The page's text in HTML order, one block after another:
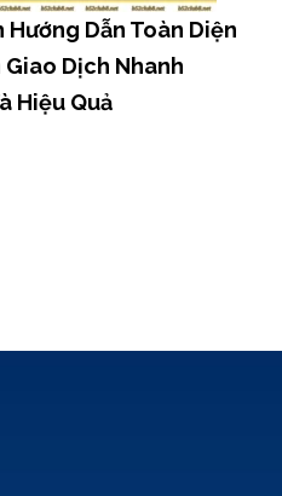
Dẫn Toàn Diện
Dịch Nhanh
Hiệu Quả